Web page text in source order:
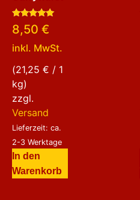
Bewertet
mit
von 5
8,50 €
inkl. MwSt.
(21,25 € / 1
kg)
zzgl.
Versand
Lieferzeit: ca.
2-3 Werktage
In den
Warenkorb